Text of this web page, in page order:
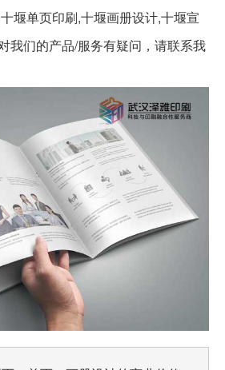
堰单页印刷,十堰画册设计,十堰宣
我们的产品/服务有疑问，请联系我